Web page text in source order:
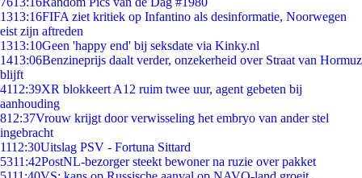
1313:16FIFA ziet kritiek op Infantino als desinformatie, Noorwegen
eist zijn aftreden
1313:10Geen 'happy end' bij seksdate via Kinky.nl
1413:06Benzineprijs daalt verder, onzekerheid over Straat van Hormuz
blijft
4112:39XR blokkeert A12 ruim twee uur, agent gebeten bij
aanhouding
812:37Vrouw krijgt door verwisseling het embryo van ander stel
ingebracht
1112:30Uitslag PSV - Fortuna Sittard
5311:42PostNL-bezorger steekt bewoner na ruzie over pakket